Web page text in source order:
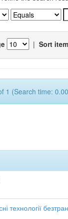
| Sort
1 (Search time:
технології